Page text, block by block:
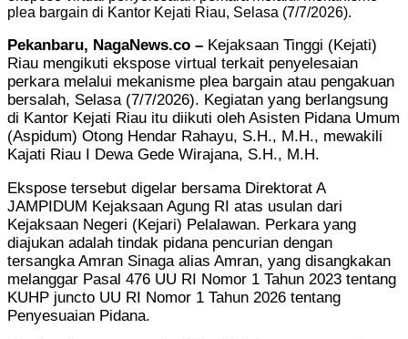
plea bargain di Kantor Kejati Riau, Selasa (7/7/2026).
Pekanbaru, NagaNews.co – Kejaksaan Tinggi (Kejati)
Riau mengikuti ekspose virtual terkait penyelesaian
perkara melalui mekanisme plea bargain atau pengakuan
bersalah, Selasa (7/7/2026). Kegiatan yang berlangsung
di Kantor Kejati Riau itu diikuti oleh Asisten Pidana Umum
(Aspidum) Otong Hendar Rahayu, S.H., M.H., mewakili
Kajati Riau I Dewa Gede Wirajana, S.H., M.H.
Ekspose tersebut digelar bersama Direktorat A
JAMPIDUM Kejaksaan Agung RI atas usulan dari
Kejaksaan Negeri (Kejari) Pelalawan. Perkara yang
diajukan adalah tindak pidana pencurian dengan
tersangka Amran Sinaga alias Amran, yang disangkakan
melanggar Pasal 476 UU RI Nomor 1 Tahun 2023 tentang
KUHP juncto UU RI Nomor 1 Tahun 2026 tentang
Penyesuaian Pidana.